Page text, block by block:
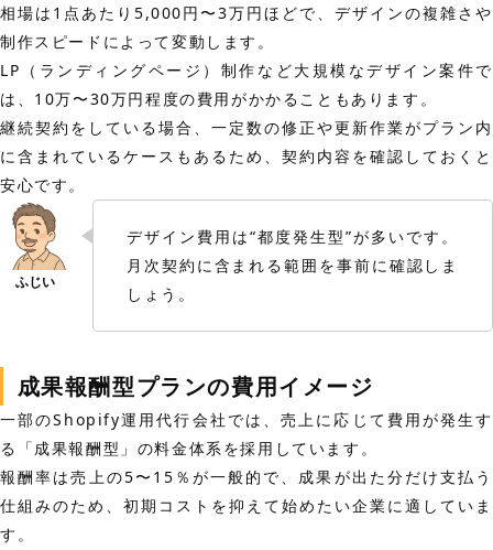
相場は1点あたり5,000円〜3万円ほどで、デザインの複雑さや
制作スピードによって変動します。
LP（ランディングページ）制作など大規模なデザイン案件で
は、10万〜30万円程度の費用がかかることもあります。
継続契約をしている場合、一定数の修正や更新作業がプラン内
に含まれているケースもあるため、契約内容を確認しておくと
安心です。
デザイン費用は“都度発生型”が多いです。
月次契約に含まれる範囲を事前に確認しま
しょう。
成果報酬型プランの費用イメージ
一部のShopify運用代行会社では、売上に応じて費用が発生す
る「成果報酬型」の料金体系を採用しています。
報酬率は売上の5〜15％が一般的で、成果が出た分だけ支払う
仕組みのため、初期コストを抑えて始めたい企業に適していま
す。